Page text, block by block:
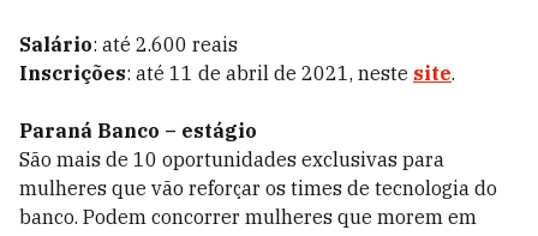
Salário: até 2.600 reais
Inscrições: até 11 de abril de 2021, neste site.
Paraná Banco – estágio
São mais de 10 oportunidades exclusivas para
mulheres que vão reforçar os times de tecnologia do
banco. Podem concorrer mulheres que morem em